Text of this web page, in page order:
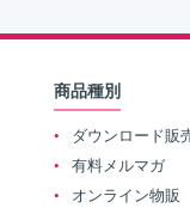
商品種別
ダウンロード販
有料メルマガ
オンライン物販